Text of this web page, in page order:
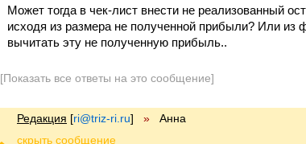
Может тогда в чек-лист внести не реализованный
исходя из размера не полученной прибыли? Или из
вычитать эту не полученную прибыль..
[Показать все ответы на это сообщение]
Редакция [ri@triz-ri.ru] » Анна